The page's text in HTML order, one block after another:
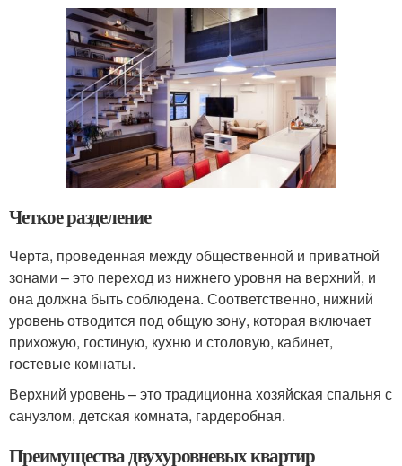
Четкое разделение
Черта, проведенная между общественной и приватной
зонами – это переход из нижнего уровня на верхний, и
она должна быть соблюдена. Соответственно, нижний
уровень отводится под общую зону, которая включает
прихожую, гостиную, кухню и столовую, кабинет,
гостевые комнаты.
Верхний уровень – это традиционна хозяйская спальня с
санузлом, детская комната, гардеробная.
Преимущества двухуровневых квартир